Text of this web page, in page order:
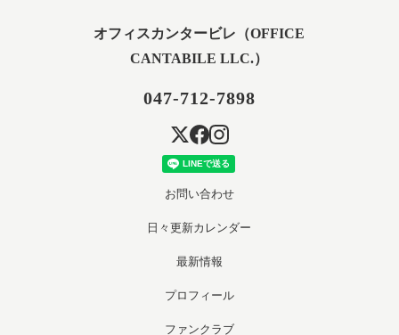
オフィスカンタービレ（OFFICE
CANTABILE LLC.）
047-712-7898
お問い合わせ
日々更新カレンダー
最新情報
プロフィール
ファンクラブ